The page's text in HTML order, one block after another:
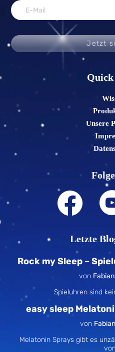
Jetzt
Unsere
Letzte
Rock my Sleep –
von Fabian|
Spieluhren sind
easy sleep
von Fabian
Melatonin Sprays gibt es